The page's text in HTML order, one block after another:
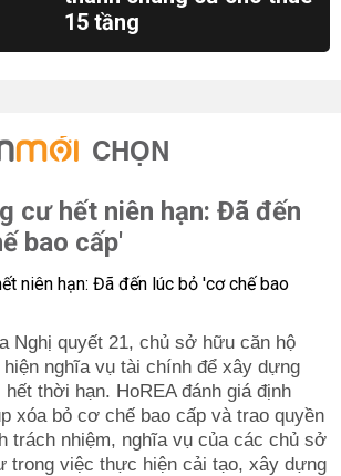
15 tầng
CHỌN
cư hết niên hạn: Đã đến
bao cấp'
Nghị quyết 21, chủ sở hữu căn hộ
nghĩa vụ tài chính để xây dựng
thời hạn. HoREA đánh giá định
xóa bỏ cơ chế bao cấp và trao quyền
trách nhiệm, nghĩa vụ của các chủ sở
trong việc thực hiện cải tạo, xây dựng